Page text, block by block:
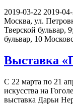
2019-03-22 2019-04-
Москва, ул.
Тверской бульвар,
бульвар, 10
Выставка
С 22 марта по 21
искусства на
выставка Дарьи